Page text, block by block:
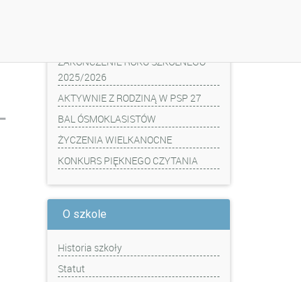
ZAKOŃCZENIE ROKU SZKOLNEGO
2025/2026
AKTYWNIE Z RODZINĄ W PSP 27
BAL ÓSMOKLASISTÓW
ŻYCZENIA WIELKANOCNE
KONKURS PIĘKNEGO CZYTANIA
O szkole
Historia szkoły
Statut